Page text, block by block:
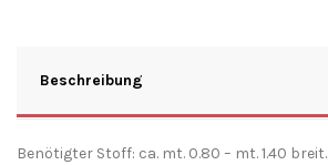
Beschreibung
Benötigter Stoff: ca. mt. 0.80 – mt. 1.40 breit.